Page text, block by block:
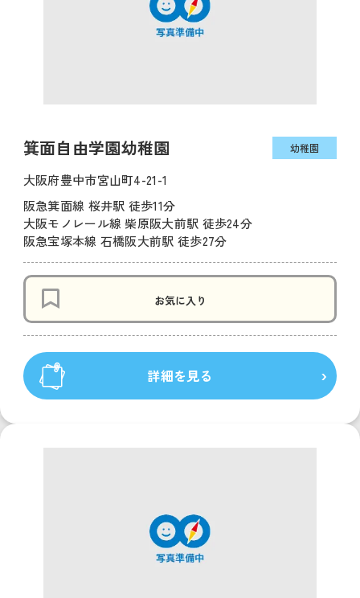
箕面自由学園幼稚園 幼稚園
大阪府豊中市宮山町4-21-1
阪急箕面線 桜井駅 徒歩11分
大阪モノレール線 柴原阪大前駅 徒歩24分
阪急宝塚本線 石橋阪大前駅 徒歩27分
お気に入り
詳細を見る